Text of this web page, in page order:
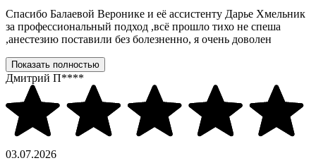
Спасибо Балаевой Веронике и её ассистенту Дарье Хмельник
за профессиональный подход ,всё прошло тихо не спеша
,анестезию поставили без болезненно, я очень доволен
Показать полностью
Дмитрий П****
03.07.2026